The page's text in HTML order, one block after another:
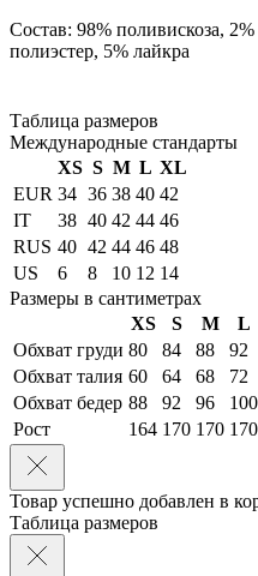
Состав: 98% поливискоза,
полиэстер, 5% лайкра
Таблица размеров
Международные стандарты
XS S M L XL
EUR 34 36 38 40 42
IT
38 40 42 44 46
RUS 40 42 44 46 48
US
6 8 10 12 14
Размеры в сантиметрах
XS
S M L
Обхват груди 80 84 88 92
Обхват талия 60 64 68 72
Обхват бедер 88 92 96 100
Рост
164 170 170 170
Товар успешно добавлен в
Таблица размеров